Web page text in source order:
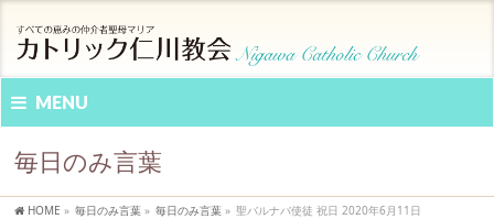
MENU
毎日のみ言葉
HOME » 毎日のみ言葉 » 毎日のみ言葉 » 聖バルナバ使徒 祝日 2020年6月11日